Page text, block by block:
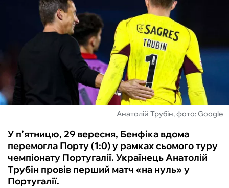
ФУТЗАЛ
БУКМЕКЕРИ
Анатолій Трубін, фото: Google
У п’ятницю, 29 вересня, Бенфіка вдома
перемогла Порту (1:0) у рамках сьомого туру
чемпіонату Португалії. Українець Анатолій
Трубін провів перший матч «на нуль» у
Португалії.